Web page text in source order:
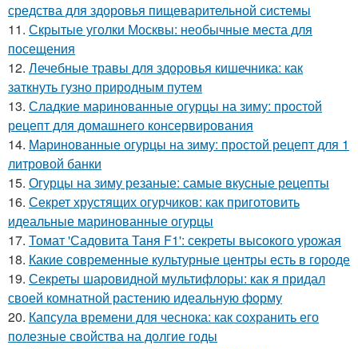
средства для здоровья пищеварительной системы
11. Скрытые уголки Москвы: необычные места для
посещения
12. Лечебные травы для здоровья кишечника: как
заткнуть гузно природным путем
13. Сладкие маринованные огурцы на зиму: простой
рецепт для домашнего консервирования
14. Маринованные огурцы на зиму: простой рецепт для 1
литровой банки
15. Огурцы на зиму резаные: самые вкусные рецепты
16. Секрет хрустящих огурчиков: как приготовить
идеальные маринованные огурцы
17. Томат 'Садовита Таня F1': секреты высокого урожая
18. Какие современные культурные центры есть в городе
19. Секреты шаровидной мультифлоры: как я придал
своей комнатной растению идеальную форму
20. Капсула времени для чеснока: как сохранить его
полезные свойства на долгие годы